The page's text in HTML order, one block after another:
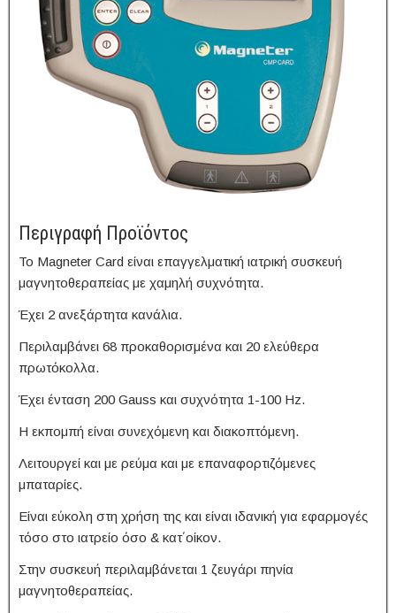
Περιγραφή Προϊόντος
Το Magneter Card είναι επαγγελματική ιατρική συσκευή
μαγνητοθεραπείας με χαμηλή συχνότητα.
Έχει 2 ανεξάρτητα κανάλια.
Περιλαμβάνει 68 προκαθορισμένα και 20 ελεύθερα
πρωτόκολλα.
Έχει ένταση 200 Gauss και συχνότητα 1-100 Hz.
Η εκπομπή είναι συνεχόμενη και διακοπτόμενη.
Λειτουργεί και με ρεύμα και με επαναφορτιζόμενες
μπαταρίες.
Είναι εύκολη στη χρήση της και είναι ιδανική για εφαρμογές
τόσο στο ιατρείο όσο & κατ΄οίκον.
Στην συσκευή περιλαμβάνεται 1 ζευγάρι πηνία
μαγνητοθεραπείας.